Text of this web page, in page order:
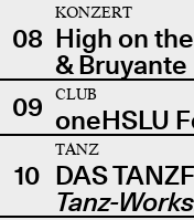
08
KONZERT
High on
& Bruyante
09
CLUB
oneHSLU
10
TANZ
DAS
Tanz-